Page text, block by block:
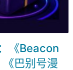
《Beacon
巴别号漫